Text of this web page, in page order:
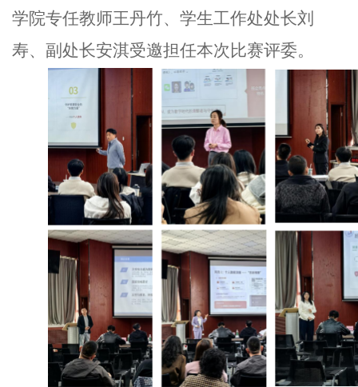
学院专任教师王丹竹、学生工作处处长刘
寿、副处长安淇受邀担任本次比赛评委。